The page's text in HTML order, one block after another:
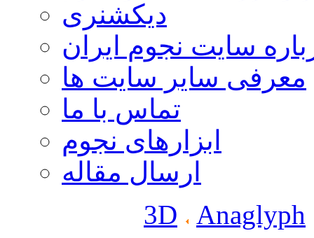
دیکشنری
سایت نجوم ایران
معرفی سایر سایت ها
تماس با ما
ابزارهای نجوم
ارسال مقاله
3D
Anaglyph